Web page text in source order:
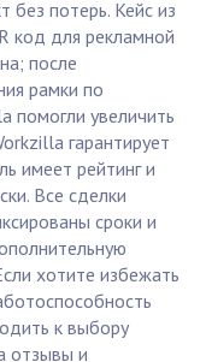
без потерь. Кейс из
код для рекламной
после
рамки по
помогли увеличить
гарантирует
имеет рейтинг и
Все сделки
сроки и
хотите избежать
к выбору
отзывы и